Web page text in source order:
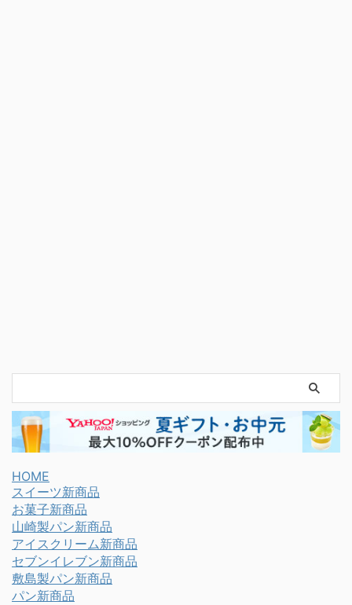
HOME
スイーツ新商品
お菓子新商品
山崎製パン新商品
アイスクリーム新商品
セブンイレブン新商品
敷島製パン新商品
パン新商品